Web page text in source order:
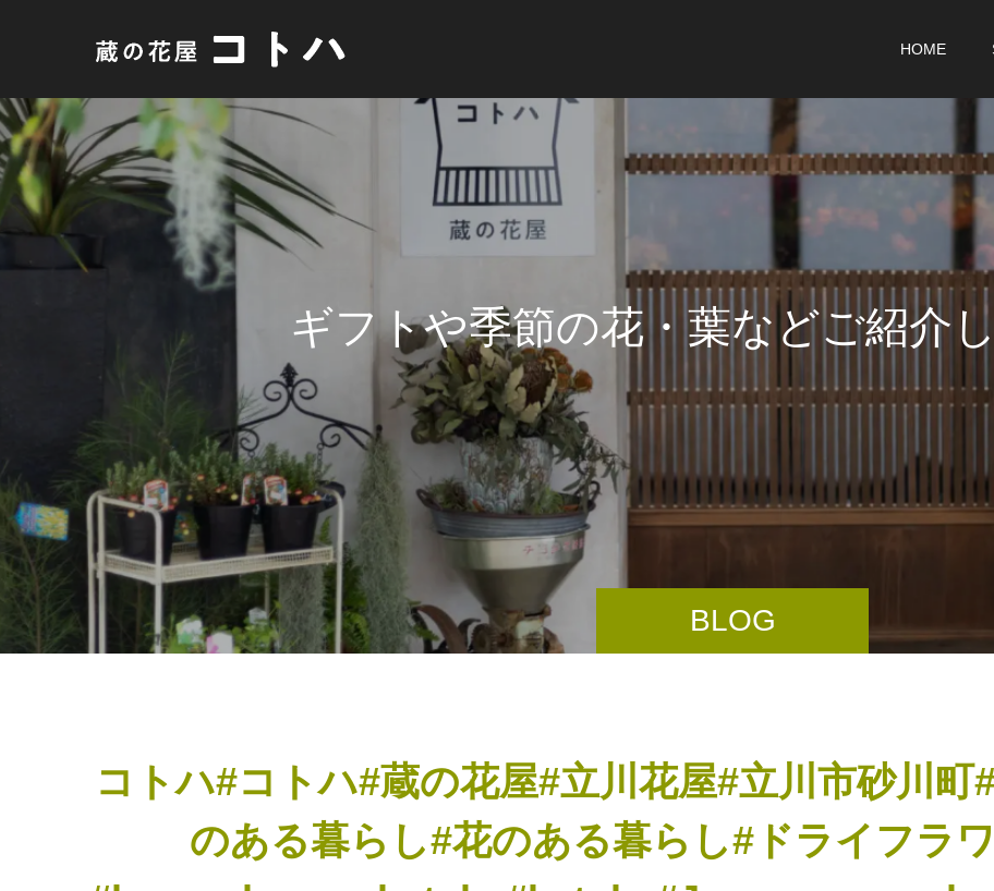
HOME
BLOG
ギフトや季節の花 ・ 葉な どご紹介 し
コトハ#コトハ#蔵の花屋#立川花屋#立川市砂川町
のある暮らし#花のある暮らし#ドライフラ